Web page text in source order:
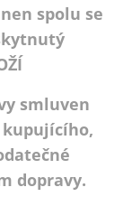
spolu se
smluven
kupujícího,
dopravy.